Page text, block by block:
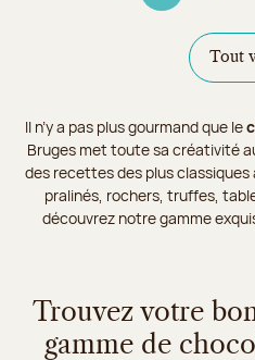
Tout
Il n’y a pas plus gourmand que le
Bruges met toute sa créativité
des recettes des plus classiques
pralinés, rochers, truffes,
découvrez notre gamme
Trouvez votre
gamme de